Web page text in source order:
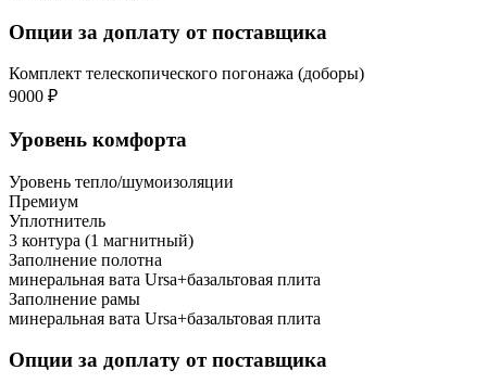
Опции за доплату от поставщика
Комплект телескопического погонажа (доборы)
9000 ₽
Уровень комфорта
Уровень тепло/шумоизоляции
Премиум
Уплотнитель
3 контура (1 магнитный)
Заполнение полотна
минеральная вата Ursa+базальтовая плита
Заполнение рамы
минеральная вата Ursa+базальтовая плита
Опции за доплату от поставщика